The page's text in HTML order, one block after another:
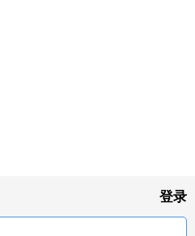
登录